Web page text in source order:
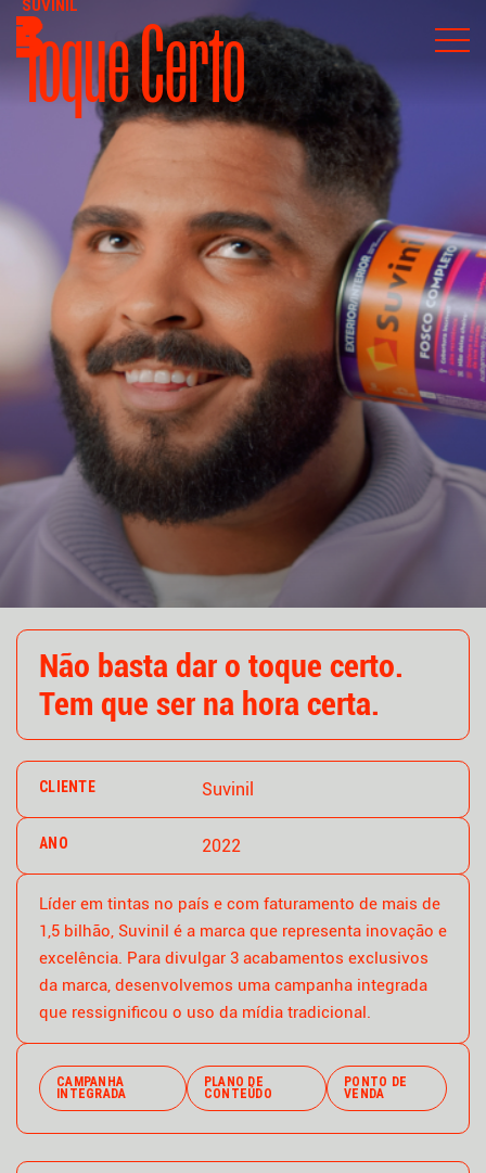
SUVINIL
Toque Certo
Não basta dar o toque certo.
Tem que ser na hora certa.
CLIENTE Suvinil
ANO 2022
Líder em tintas no país e com faturamento de mais de
1,5 bilhão, Suvinil é a marca que representa inovação e
excelência. Para divulgar 3 acabamentos exclusivos
da marca, desenvolvemos uma campanha integrada
que ressignificou o uso da mídia tradicional.
CAMPANHA
INTEGRADA
PLANO DE
CONTEÚDO
PONTO DE
VENDA